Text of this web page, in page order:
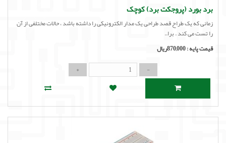
برد بورد (پروجکت برد) کوچک
زمانی که یک طراح قصد طراحی یک مدار الکترونیکی را داشته باشد ، حالات مختلفی از آن
را تست می کند . برا..
قیمت پایه :870,000ریال